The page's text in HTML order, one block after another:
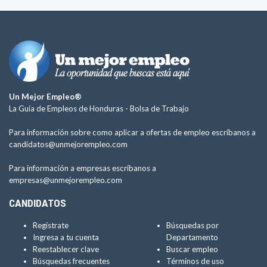
Un Mejor Empleo®
La Guía de Empleos de Honduras - Bolsa de Trabajo
Para información sobre como aplicar a ofertas de empleo escríbanos a
candidatos@unmejorempleo.com
Para información a empresas escríbanos a
empresas@unmejorempleo.com
CANDIDATOS
Regístrate
Ingresa a tu cuenta
Reestablecer clave
Búsquedas frecuentes
Búsquedas por
Departamento
Buscar empleo
Términos de uso